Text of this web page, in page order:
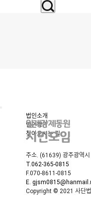
법인소개
법인정관
찾아오시는 길
주소. (61639) 광주광역
T.062-365-0815
F.070-8611-0815
E.
Copyright © 2021 사단